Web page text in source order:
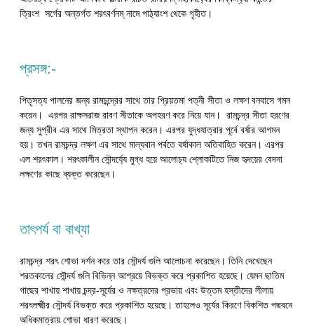
ত্রিংশ সর্গের অন্তর্গত শরৎবর্ণনম্ নামে পাঠ‍্যাংশ থেকে গৃহীত।
প্রসঙ্গ:-
পিতৃসত্য পালনের জন্য রামচন্দ্রের সাথে তার প্রিয়তমা পত্নী সীতা ও লক্ষণ বনবাসে গমন
করেন। এরপর রাক্ষসরাজ রাবণ সীতাকে অপহরণ করে নিয়ে যান। রামচন্দ্র সীতা হরণের
জন্য সুগ্রীব এর সাথে মিত্রতা স্থাপন করেন। এরপর যুদ্ধযাত্রার পূর্বে বর্ষার আগমন
হয়। তখন রামচন্দ্র লক্ষণ এর সাথে মাল্যবান পর্বতে বর্ষাকাল অতিবাহিত করেন। এরপর
এল শরৎকাল। শরৎকালীন সৌন্দর্য্যে মুগ্ধ হয়ে আলোচ‍্য শ্লোকটিতে নিজ হৃদয়ের বেদনা
লক্ষণের কাছে ব্যক্ত করেছেন।
তাৎপর্য বা বাখ্যা
রামচন্দ্র শরৎ শোভা দর্শন করে তার সৌন্দর্য গুলি আলোচনা করেছেন। তিনি দেখেছেন
শরতকালের সৌন্দর্য গুলি বিভিন্ন আশ্রয়ে বিভক্ত করে প্রকাশিত হয়েছে। যেমন ছাতিম
গাছের শাখায় শাখায় চন্দ্র-সূর্যের ও নক্ষত্রদের প্রভায় এবং উত্তম হস্তীদের লীলায়
শরৎলক্ষ্মীর সৌন্দর্য বিভক্ত করে প্রকাশিত হয়েছে। তাহলেও সূর্যের কিরণে বিকশিত পদ্মবনে
অধিকমাত্রায় শোভা ধারণ করেছে।